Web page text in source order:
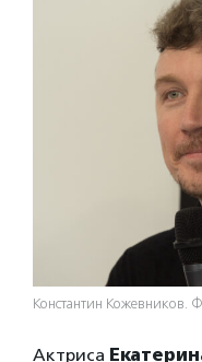
Константин Кожевников.
Актриса